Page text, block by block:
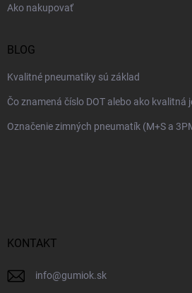
Ako nakupovať
BLOG
Kvalitné pneumatiky sú základ
Čo znamená číslo DOT alebo ako kvalitná
Označenie zimných pneumatík (M+S a
KONTAKT
info@gumiok.sk